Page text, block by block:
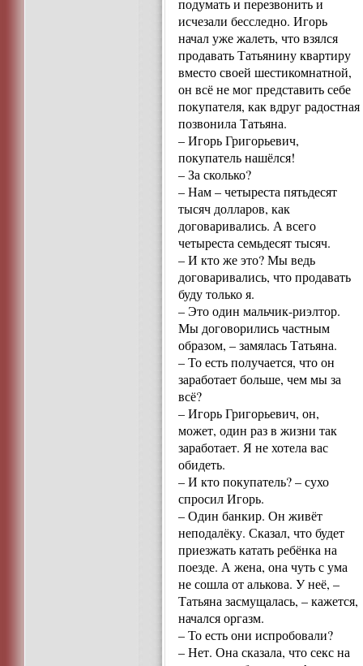
подумать и перезвонить и
исчезали бесследно. Игорь
начал уже жалеть, что взялся
продавать Татьянину квартиру
вместо своей шестикомнатной,
он всё не мог представить себе
покупателя, как вдруг радостная
позвонила Татьяна.
– Игорь Григорьевич,
покупатель нашёлся!
– За сколько?
– Нам – четыреста пятьдесят
тысяч долларов, как
договаривались. А всего
четыреста семьдесят тысяч.
– И кто же это? Мы ведь
договаривались, что продавать
буду только я.
– Это один мальчик-риэлтор.
Мы договорились частным
образом, – замялась Татьяна.
– То есть получается, что он
заработает больше, чем мы за
всё?
– Игорь Григорьевич, он,
может, один раз в жизни так
заработает. Я не хотела вас
обидеть.
– И кто покупатель? – сухо
спросил Игорь.
– Один банкир. Он живёт
неподалёку. Сказал, что будет
приезжать катать ребёнка на
поезде. А жена, она чуть с ума
не сошла от алькова. У неё, –
Татьяна засмущалась, – кажется,
начался оргазм.
– То есть они испробовали?
– Нет. Она сказала, что секс на